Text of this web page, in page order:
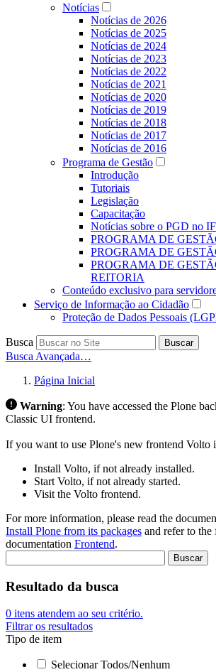
Notícias
Notícias de 2026
Notícias de 2025
Notícias de 2024
Notícias de 2023
Notícias de 2022
Notícias de 2021
Notícias de 2020
Notícias de 2019
Notícias de 2018
Notícias de 2017
Notícias de 2016
Programa de Gestão
Introdução
Tutoriais
Legislação
Capacitação
Notícias sobre o PGD no
PROGRAMA DE
PROGRAMA DE
PROGRAMA DE
REITORIA
Conteúdo exclusivo para
Serviço de Informação ao Cidadão
Proteção de Dados Pessoais
Busca Buscar
Busca Avançada…
Página Inicial
Warning: You have accessed the Plone
Classic UI frontend.
If you want to use Plone's new frontend Volto
Install Volto, if not already installed.
Start Volto, if not already started.
Visit the Volto frontend.
For more information, please read the
Install Plone from its packages and refer to
documentation Frontend.
Resultado da busca
0 itens atendem ao seu critério.
Filtrar os resultados
Tipo de item
Selecionar Todos/Nenhum